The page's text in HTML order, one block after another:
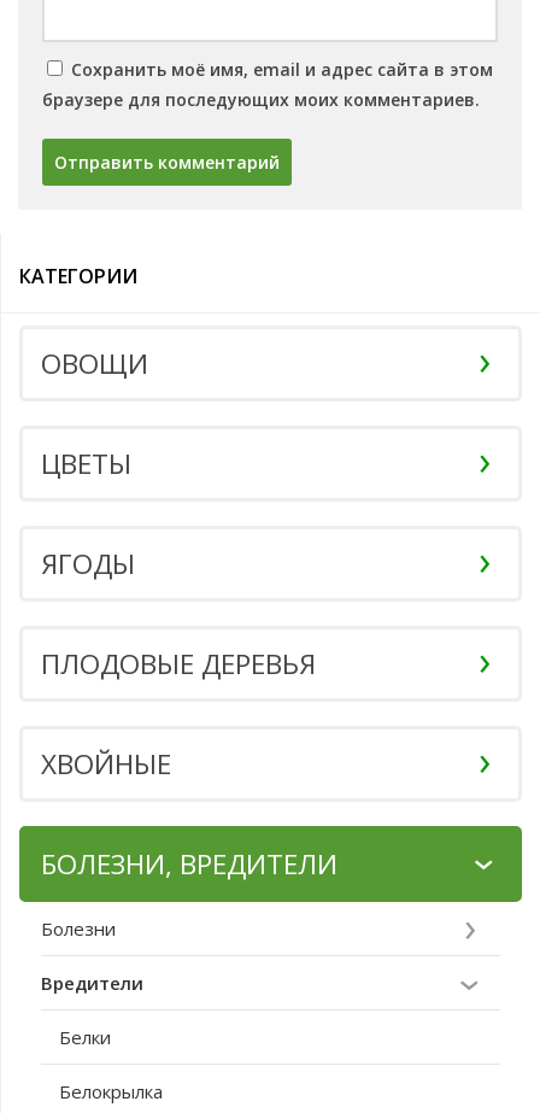
Сохранить моё имя, email и адрес сайта в этом
браузере для последующих моих комментариев.
КАТЕГОРИИ
ОВОЩИ
ЦВЕТЫ
ЯГОДЫ
ПЛОДОВЫЕ ДЕРЕВЬЯ
ХВОЙНЫЕ
БОЛЕЗНИ, ВРЕДИТЕЛИ
Болезни
Вредители
Белки
Белокрылка